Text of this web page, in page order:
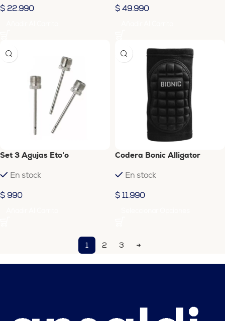
$ 22.990 $ 49.990
Set 3 Agujas Eto’o
En stock
$ 990
Codera Bonic Alligator
En stock
$ 11.990
1 2 3 →